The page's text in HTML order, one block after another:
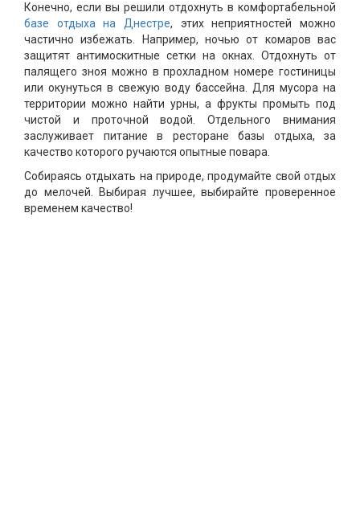
Конечно, если вы решили отдохнуть в комфортабельной
базе отдыха на Днестре, этих неприятностей можно
частично избежать. Например, ночью от комаров вас
защитят антимоскитные сетки на окнах. Отдохнуть от
палящего зноя можно в прохладном номере гостиницы
или окунуться в свежую воду бассейна. Для мусора на
территории можно найти урны, а фрукты промыть под
чистой и проточной водой. Отдельного внимания
заслуживает питание в ресторане базы отдыха, за
качество которого ручаются опытные повара.
Собираясь отдыхать на природе, продумайте свой отдых
до мелочей. Выбирая лучшее, выбирайте проверенное
временем качество!